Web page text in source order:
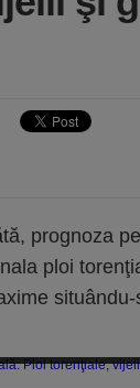
prognoza
ploi